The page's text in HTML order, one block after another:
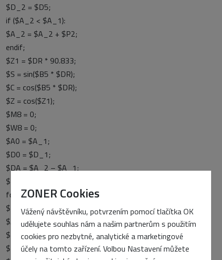
ZONER Cookies
Vážený návštěvníku, potvrzením pomocí tlačítka OK
udělujete souhlas nám a našim partnerům s použitím
cookies pro nezbytné, analytické a marketingové
účely na tomto zařízení. Volbou Nastavení můžete
$D_2 = $D5;
if ($A_2 < $A_1):
$A_2 = $A_2 + $P2;
endif;
$Z1 = $DR * 90.833;
$S = sin($B5 * $DR);
$C = cos($B5 * $DR);
$Z = cos($Z1);
$M8 = 0;
$W8 = 0;
$A0 = $A_1;
$D0 = $D_1;
$DA = $A_2 – $A_1;
$DD = $D_2 – $D_1;
for ($C0 = 0; $C0 <= 23; $C0++):
$P = ($C0 + 1) / 24;
$A2 = $A_1 + $P * $DA;
$D2 = $D_1 + $P * $DD;
$L0 = $T0 + $C0 * $K1;